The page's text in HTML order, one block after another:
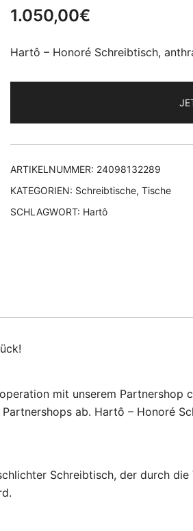
1.050,00€
Hartô – Honoré Schreibtisch,
ARTIKELNUMMER: 24098132289
KATEGORIEN: Schreibtische, Tische
SCHLAGWORT: Hartô
mit unserem Partnershop
ab. Hartô – Honoré
Schreibtisch, der durch die